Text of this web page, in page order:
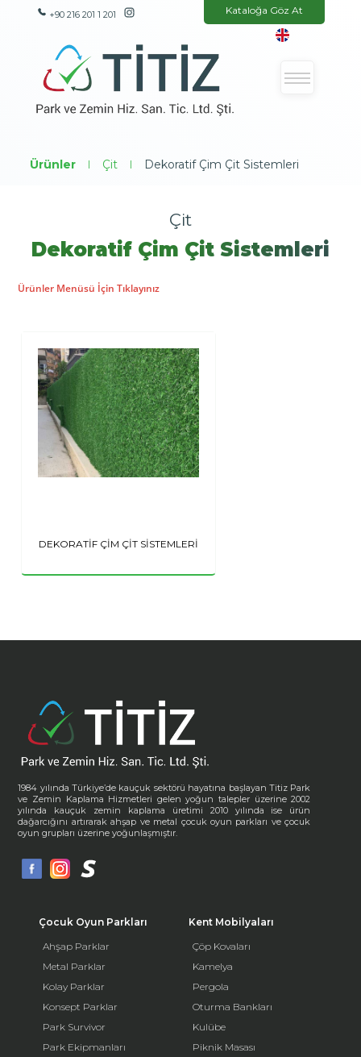
+90 216 201 1 201 Kataloğa Göz At
Ürünler | Çit | Dekoratif Çim Çit Sistemleri
Çit
Dekoratif Çim Çit Sistemleri
Ürünler Menüsü İçin Tıklayınız
DEKORATİF ÇİM ÇİT SİSTEMLERİ
1984 yılında Türkiye’de kauçuk sektörü hayatına başlayan Titiz Park
ve Zemin Kaplama Hizmetleri gelen yoğun talepler üzerine 2002
yılında kauçuk zemin kaplama üretimi 2010 yılında ise ürün
dağarcığını artırarak ahşap ve metal çocuk oyun parkları ve çocuk
oyun grupları üzerine yoğunlaşmıştır.
Çocuk Oyun Parkları
Ahşap Parklar
Metal Parklar
Kolay Parklar
Konsept Parklar
Park Survivor
Park Ekipmanları
Kent Mobilyaları
Çöp Kovaları
Kamelya
Pergola
Oturma Bankları
Kulübe
Piknik Masası